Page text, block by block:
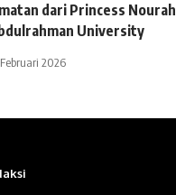
dari Princess Nourah
University
2026